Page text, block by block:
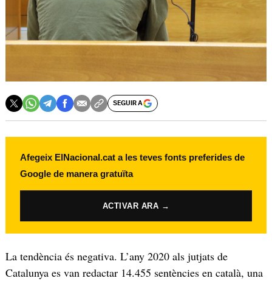
SEGUIR A
Afegeix ElNacional.cat a les teves fonts preferides de
Google de manera gratuïta
ACTIVAR ARA →
La tendència és negativa. L’any 2020 als jutjats de
Catalunya es van redactar 14.455 sentències en català, una